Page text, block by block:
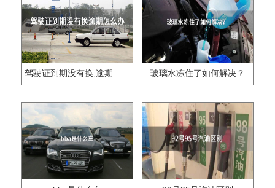
驾驶证到期没有换,逾期怎么办?? 玻璃水冻住了如何解决？